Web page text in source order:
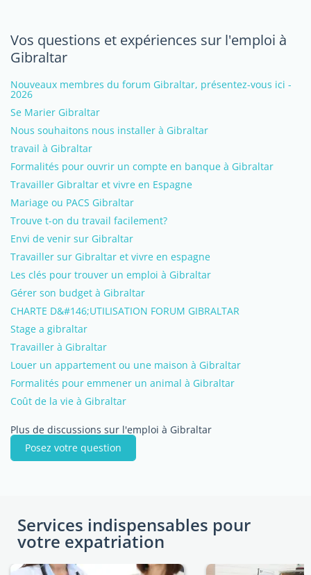
Vos questions et expériences sur l'emploi à
Gibraltar
Nouveaux membres du forum Gibraltar, présentez-vous ici -
2026
Se Marier Gibraltar
Nous souhaitons nous installer à Gibraltar
travail à Gibraltar
Formalités pour ouvrir un compte en banque à Gibraltar
Travailler Gibraltar et vivre en Espagne
Mariage ou PACS Gibraltar
Trouve t-on du travail facilement?
Envi de venir sur Gibraltar
Travailler sur Gibraltar et vivre en espagne
Les clés pour trouver un emploi à Gibraltar
Gérer son budget à Gibraltar
CHARTE D&#146;UTILISATION FORUM GIBRALTAR
Stage a gibraltar
Travailler à Gibraltar
Louer un appartement ou une maison à Gibraltar
Formalités pour emmener un animal à Gibraltar
Coût de la vie à Gibraltar
Plus de discussions sur l'emploi à Gibraltar
Posez votre question
Services indispensables pour
votre expatriation